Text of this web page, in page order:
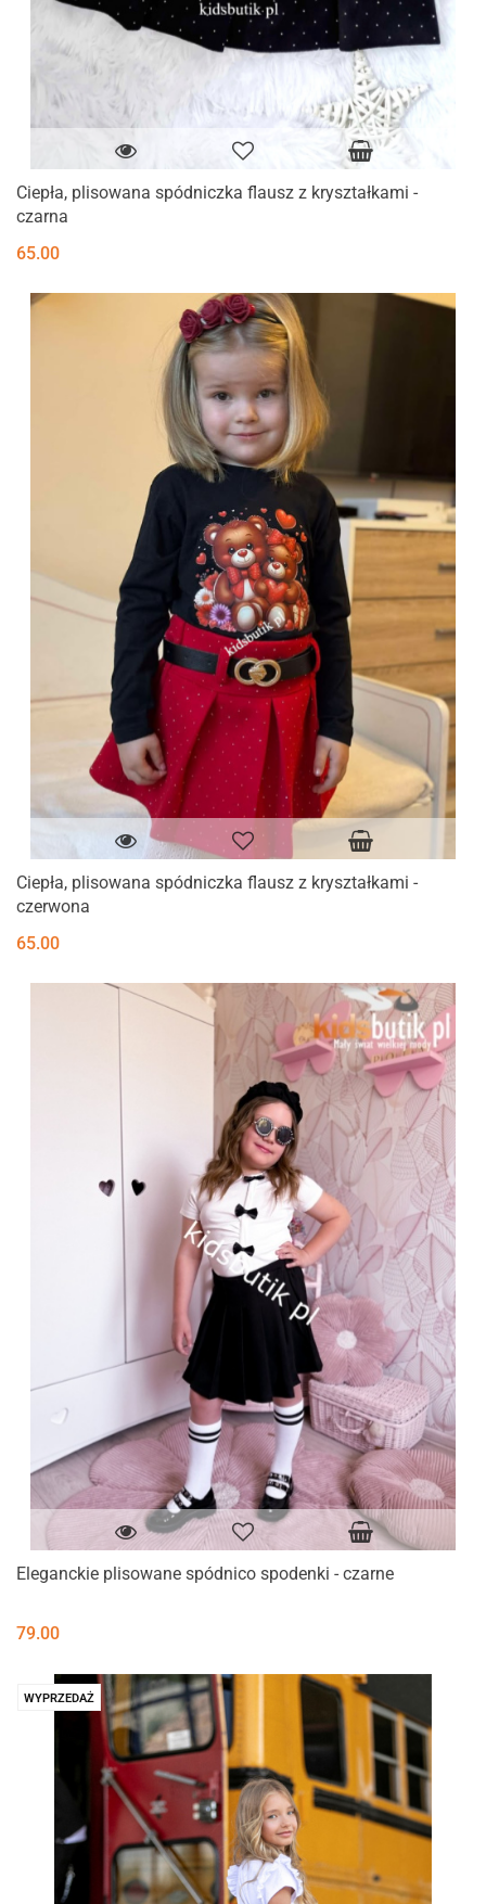
Ciepła, plisowana spódniczka flausz z kryształkami -
czarna
65.00
Ciepła, plisowana spódniczka flausz z kryształkami -
czerwona
65.00
Eleganckie plisowane spódnico spodenki - czarne
79.00
WYPRZEDAŻ